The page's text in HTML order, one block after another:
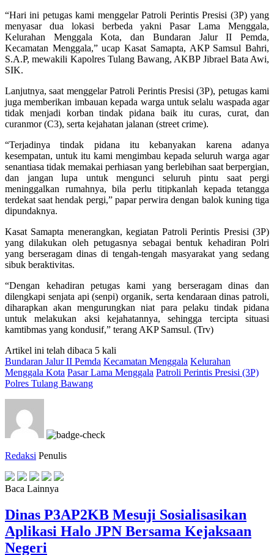
“Hari ini petugas kami menggelar Patroli Perintis Presisi (3P) yang
menyasar dua lokasi berbeda yakni Pasar Lama Menggala,
Kelurahan Menggala Kota, dan Bundaran Jalur II Pemda,
Kecamatan Menggala,” ucap Kasat Samapta, AKP Samsul Bahri,
S.A.P, mewakili Kapolres Tulang Bawang, AKBP Jibrael Bata Awi,
SIK.
Lanjutnya, saat menggelar Patroli Perintis Presisi (3P), petugas kami
juga memberikan imbauan kepada warga untuk selalu waspada agar
tidak menjadi korban tindak pidana baik itu curas, curat, dan
curanmor (C3), serta kejahatan jalanan (street crime).
“Terjadinya tindak pidana itu kebanyakan karena adanya
kesempatan, untuk itu kami mengimbau kepada seluruh warga agar
senantiasa tidak memakai perhiasan yang berlebihan saat berpergian,
dan jangan lupa untuk mengunci seluruh pintu saat pergi
meninggalkan rumahnya, bila perlu titipkanlah kepada tetangga
terdekat saat hendak pergi,” papar perwira dengan balok kuning tiga
dipundaknya.
Kasat Samapta menerangkan, kegiatan Patroli Perintis Presisi (3P)
yang dilakukan oleh petugasnya sebagai bentuk kehadiran Polri
yang berseragam dinas di tengah-tengah masyarakat yang sedang
sibuk beraktivitas.
“Dengan kehadiran petugas kami yang berseragam dinas dan
dilengkapi senjata api (senpi) organik, serta kendaraan dinas patroli,
diharapkan akan mengurungkan niat para pelaku tindak pidana
untuk melakukan aksi kejahatannya, sehingga tercipta situasi
kamtibmas yang kondusif,” terang AKP Samsul. (Trv)
Artikel ini telah dibaca 5 kali
Bundaran Jalur II Pemda Kecamatan Menggala Kelurahan
Menggala Kota Pasar Lama Menggala Patroli Perintis Presisi (3P)
Polres Tulang Bawang
Redaksi Penulis
Baca Lainnya
Dinas P3AP2KB Mesuji Sosialisasikan
Aplikasi Halo JPN Bersama Kejaksaan
Negeri